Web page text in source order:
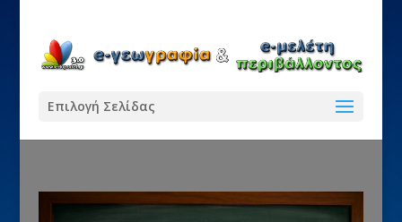
Επιλογή Σελίδας